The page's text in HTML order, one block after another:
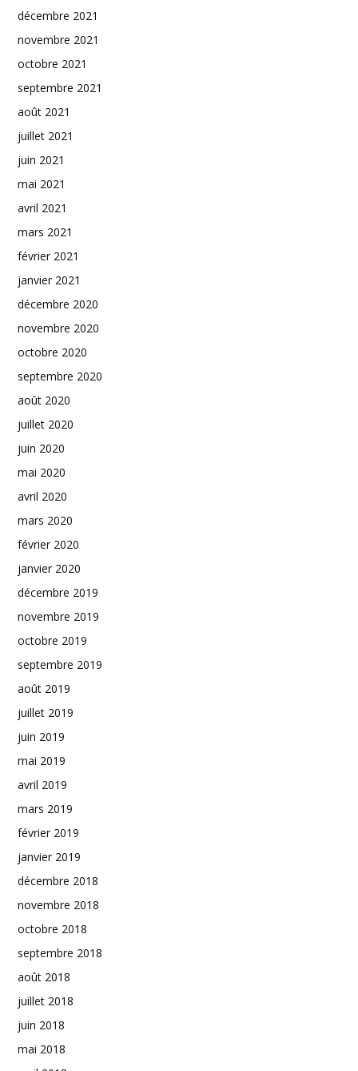
décembre 2021
novembre 2021
octobre 2021
septembre 2021
août 2021
juillet 2021
juin 2021
mai 2021
avril 2021
mars 2021
février 2021
janvier 2021
décembre 2020
novembre 2020
octobre 2020
septembre 2020
août 2020
juillet 2020
juin 2020
mai 2020
avril 2020
mars 2020
février 2020
janvier 2020
décembre 2019
novembre 2019
octobre 2019
septembre 2019
août 2019
juillet 2019
juin 2019
mai 2019
avril 2019
mars 2019
février 2019
janvier 2019
décembre 2018
novembre 2018
octobre 2018
septembre 2018
août 2018
juillet 2018
juin 2018
mai 2018